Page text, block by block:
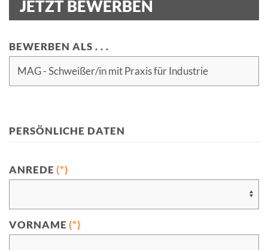
JETZT BEWERBEN
BEWERBEN ALS . . .
PERSÖNLICHE DATEN
ANREDE (*)
VORNAME (*)